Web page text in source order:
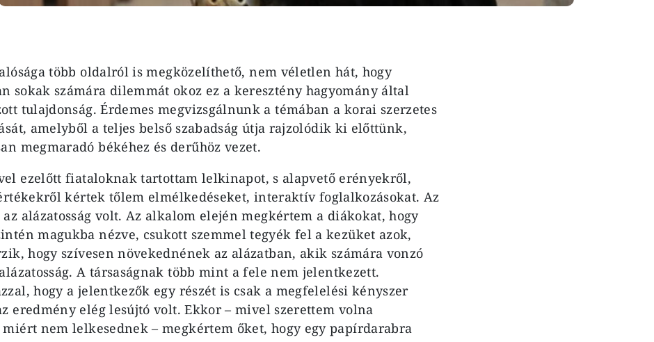
több oldalról is megközelíthető, nem véletlen hát, hogy
sokak számára dilemmát okoz ez a keresztény hagyomány által
tulajdonság. Érdemes megvizsgálnunk a témában a korai szerzetes
amelyből a teljes belső szabadság útja rajzolódik ki előttünk,
megmaradó békéhez és derűhöz vezet.
ezelőtt fiataloknak tar­tottam lelkinapot, s alapvető erények­ről,
kértek tőlem elmélkedéseket, interaktív foglalko­zásokat. Az
alázatos­ság volt. Az alkalom elején megkér­tem a diákokat, hogy
magukba nézve, csukott szemmel te­gyék fel a kezüket azok,
hogy szívesen növekednének az alázatban, akik számára vonzó
A társaságnak több mint a fele nem jelentkezett.
hogy a jelentkezők egy részét is csak a megfelelési kényszer
eredmény elég lesújtó volt. Ekkor – mivel szerettem volna
nem lelkesednek – megkértem őket, hogy egy papírdarabra